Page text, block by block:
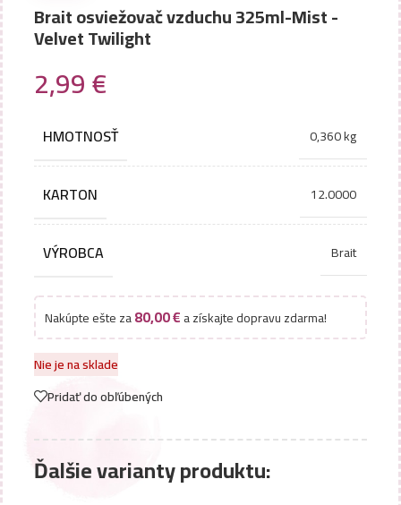
Brait osviežovač vzduchu 325ml-Mist -
Velvet Twilight
2,99€
HMOTNOSŤ 0,360 kg
KARTON 12.0000
VÝROBCA Brait
Nakúpte ešte za80,00€a získajte dopravu zdarma!
Nie je na sklade
Pridať do obľúbených
Ďalšie varianty produktu: